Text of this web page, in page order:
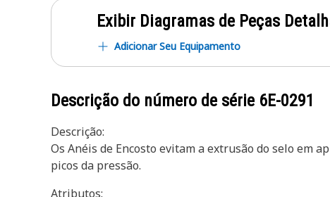
Exibir Diagramas de Peças
Adicionar Seu Equipamento
Descrição do número de série 6E-0291
Descrição:
Os Anéis de Encosto evitam a extrusão do selo em
picos da pressão.
Atributos: